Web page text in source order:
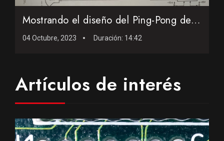
Mostrando el diseño del Ping-Pong de 1977, primer videojueg...
04 Octubre, 2023 Duración: 14:42
Artículos de interés